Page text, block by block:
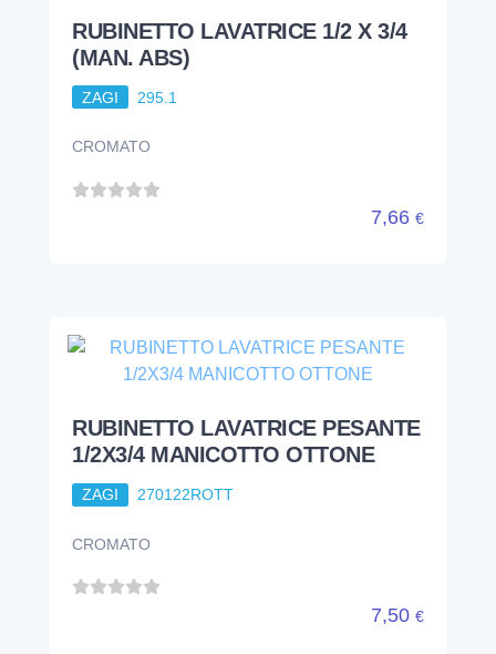
RUBINETTO LAVATRICE 1/2 X 3/4
(MAN. ABS)
ZAGI 295.1
CROMATO
7,66 €
RUBINETTO LAVATRICE PESANTE
1/2X3/4 MANICOTTO OTTONE
ZAGI 270122ROTT
CROMATO
7,50 €